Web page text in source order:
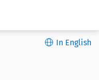
In English